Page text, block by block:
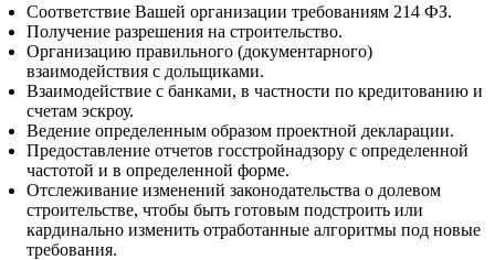
Соответствие Вашей организации требованиям 214 ФЗ.
Получение разрешения на строительство.
Организацию правильного (документарного)
взаимодействия с дольщиками.
Взаимодействие с банками, в частности по кредитованию и
счетам эскроу.
Ведение определенным образом проектной декларации.
Предоставление отчетов госстройнадзору с определенной
частотой и в определенной форме.
Отслеживание изменений законодательства о долевом
строительстве, чтобы быть готовым подстроить или
кардинально изменить отработанные алгоритмы под новые
требования.